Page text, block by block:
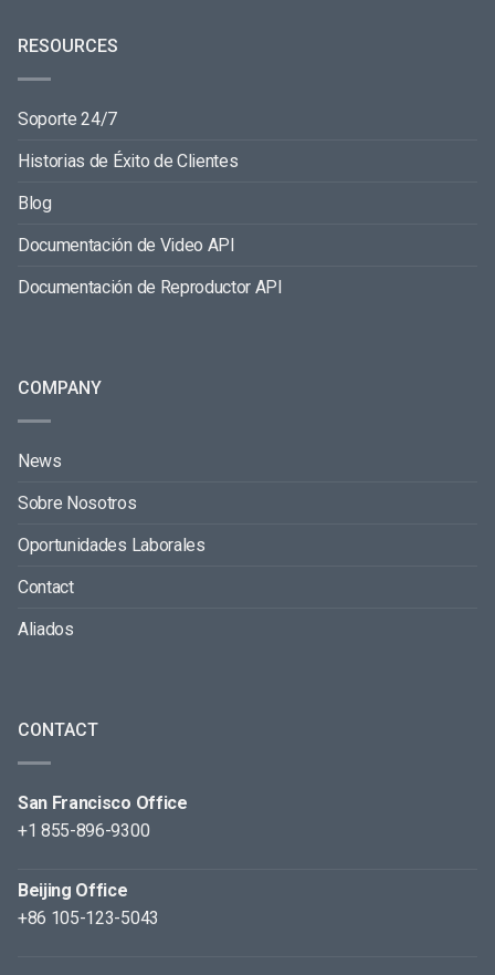
RESOURCES
Soporte 24/7
Historias de Éxito de Clientes
Blog
Documentación de Video API
Documentación de Reproductor API
COMPANY
News
Sobre Nosotros
Oportunidades Laborales
Contact
Aliados
CONTACT
San Francisco Office
+1 855-896-9300
Beijing Office
+86 105-123-5043